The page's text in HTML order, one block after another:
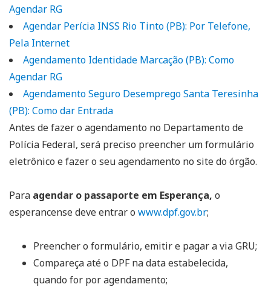
Agendar RG
Agendar Perícia INSS Rio Tinto (PB): Por Telefone,
Pela Internet
Agendamento Identidade Marcação (PB): Como
Agendar RG
Agendamento Seguro Desemprego Santa Teresinha
(PB): Como dar Entrada
Antes de fazer o agendamento no Departamento de
Polícia Federal, será preciso preencher um formulário
eletrônico e fazer o seu agendamento no site do órgão.
Para agendar o passaporte em Esperança, o
esperancense deve entrar o www.dpf.gov.br;
Preencher o formulário, emitir e pagar a via GRU;
Compareça até o DPF na data estabelecida,
quando for por agendamento;